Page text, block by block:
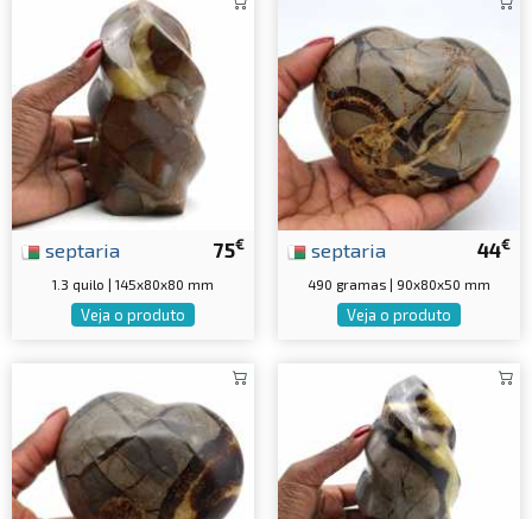
75€
septaria
1.3 quilo | 145x80x80 mm
Veja o produto
44€
septaria
490 gramas | 90x80x50 mm
Veja o produto